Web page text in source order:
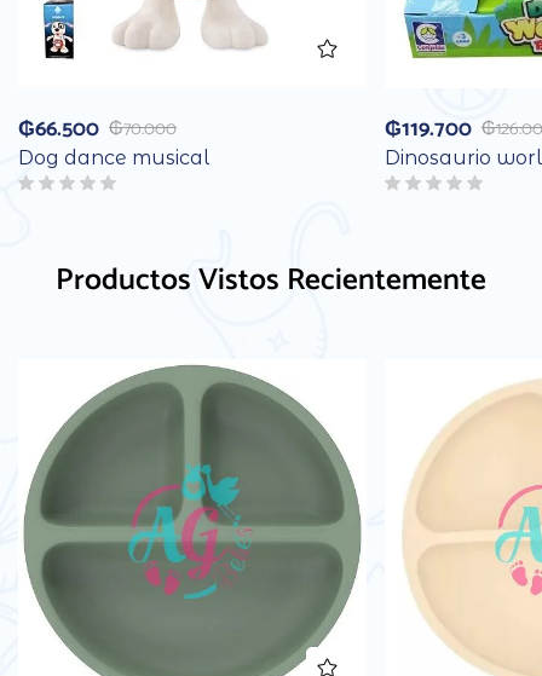
₲70.000
₲66.500
Dog dance musical
₲
₲119.700
Dinosaurio
Productos Vistos Recientemente